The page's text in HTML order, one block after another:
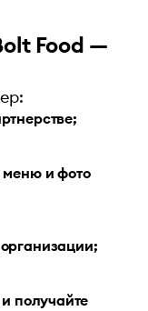
Food —
меню и фото
получайте